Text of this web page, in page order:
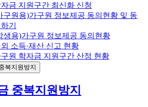
금 지원구간 최신화 신청
구원용)가구원 정보제공 동의현황 및 동
기
생용)가구원 정보제공 동의현황
소득·재산 신고 현황
구원 학자금 지원구간 산정 현황
복지원방지
중복지원방지